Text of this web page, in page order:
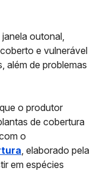
outonal,
e vulnerável
além de problemas
o produtor
de cobertura
o
, elaborado pela
em espécies